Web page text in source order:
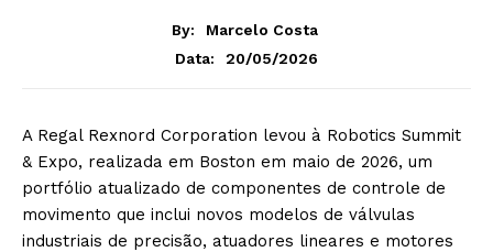
By:
Marcelo Costa
Data:
20/05/2026
A Regal Rexnord Corporation levou à Robotics Summit
& Expo, realizada em Boston em maio de 2026, um
portfólio atualizado de componentes de controle de
movimento que inclui novos modelos de válvulas
industriais de precisão, atuadores lineares e motores